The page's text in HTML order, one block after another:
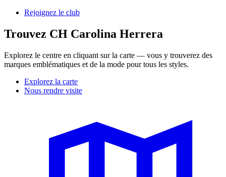
Rejoignez le club
Trouvez CH Carolina Herrera
Explorez le centre en cliquant sur la carte — vous y trouverez des
marques emblématiques et de la mode pour tous les styles.
Explorez la carte
Nous rendre visite